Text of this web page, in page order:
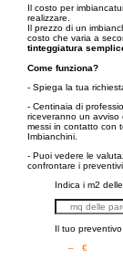
Il costo per
realizzare.
Il prezzo di un
costo che varia a
tinteggiatura
Come funziona?
- Spiega la tua
- Centinaia di
riceveranno un
messi in contatto con
Imbianchini.
- Puoi vedere le
confrontare i
Indica i m2
Il tuo
– €